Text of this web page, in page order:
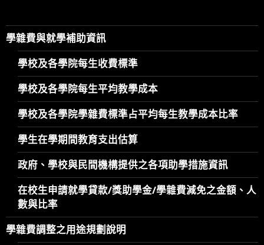
學雜費與就學補助資訊
學校及各學院每生收費標準
學校及各學院每生平均教學成本
學校及各學院學雜費標準占平均每生教學成本比率
學生在學期間教育支出估算
政府、學校與民間機構提供之各項助學措施資訊
在校生申請就學貸款/獎助學金/學雜費減免之金額、人
數與比率
學雜費調整之用途規劃說明